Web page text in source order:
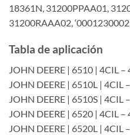
18361N, 31200PPAA01,
31200RAAA02,
Tabla de aplicación
JOHN DEERE | 6510 | 4CIL –
JOHN DEERE | 6510L | 4CIL
JOHN DEERE | 6510S | 4CIL
JOHN DEERE | 6520 | 4CIL –
JOHN DEERE | 6520L | 4CIL